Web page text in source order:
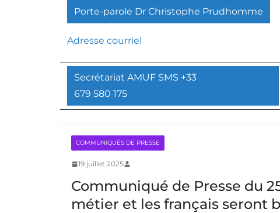
Porte-parole Dr Christophe Prudhomme
Adresse courriel
Secrétariat AMUF SMS +33
679 580 175
COMMUNIQUÉS DE PRESSE
19 juillet 2025
Communiqué de Presse du
métier et les français seront